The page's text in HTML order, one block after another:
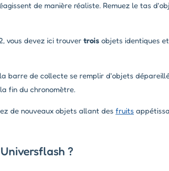
de manière réaliste. Remuez le tas
vous devez ici trouver trois objets identiques
barre de collecte se remplir d'objets
fin du chronomètre.
de nouveaux objets allant des fruits
?